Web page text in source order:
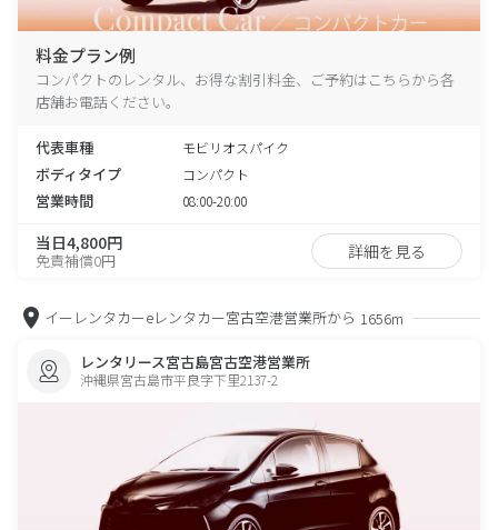
料金プラン例
コンパクトのレンタル、お得な割引料金、ご予約はこちらから各
店舗お電話ください。
代表車種 モビリオスパイク
ボディタイプ コンパクト
営業時間 08:00-20:00
当日4,800円
免責補償0円 詳細を見る
イーレンタカーeレンタカー宮古空港営業所から 1656m
レンタリース宮古島宮古空港営業所
沖縄県宮古島市平良字下里2137-2